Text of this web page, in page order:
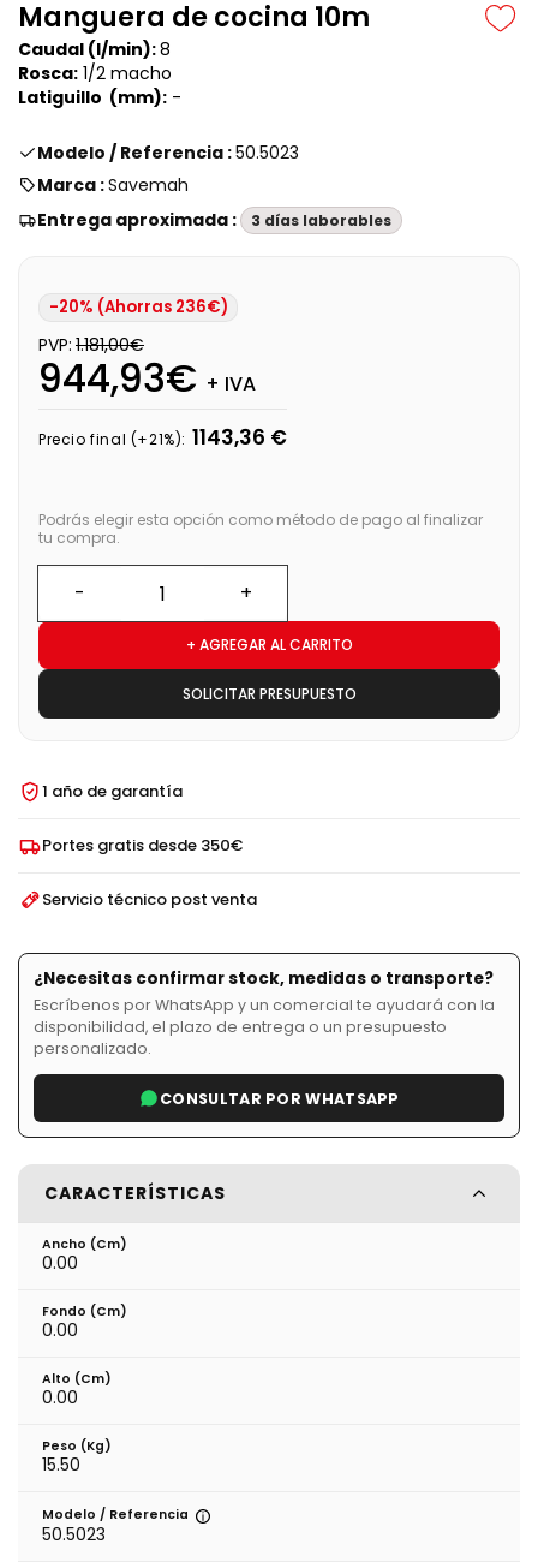
Manguera de cocina 10m
Caudal (l/min):8
Rosca: 1/2 macho
Latiguillo (mm): -
Modelo / Referencia :50.5023
Marca :Savemah
Entrega aproximada :
3 días laborables
-20% (Ahorras 236€)
PVP: 1.181,00€
944,93€ + IVA
Precio final (+21%): 1143,36 €
Podrás elegir esta opción como método de pago al finalizar
tu compra.
+ AGREGAR AL CARRITO
SOLICITAR PRESUPUESTO
1 año de garantía
Portes gratis desde 350€
Servicio técnico post venta
¿Necesitas confirmar stock, medidas o transporte?
Escríbenos por WhatsApp y un comercial te ayudará con la
disponibilidad, el plazo de entrega o un presupuesto
personalizado.
CONSULTAR POR WHATSAPP
CARACTERÍSTICAS
Ancho (cm)
0.00
Fondo (cm)
0.00
Alto (cm)
0.00
Peso (kg)
15.50
Modelo / Referencia
50.5023